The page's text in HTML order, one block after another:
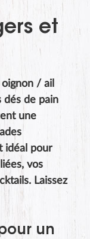
et
/ ail
dés de pain
une
idéal pour
vos
Laissez
un